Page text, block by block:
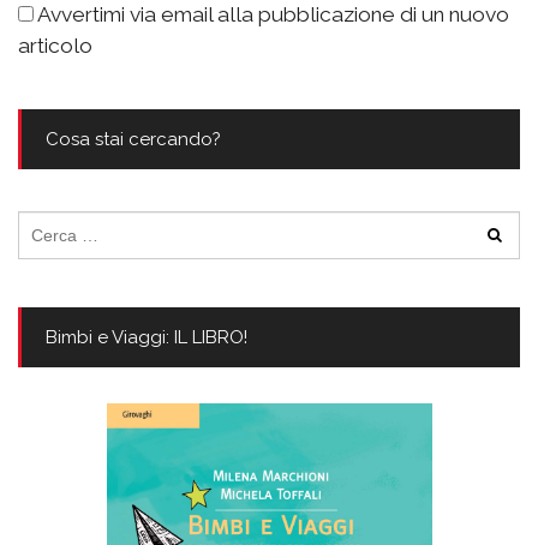
Avvertimi via email alla pubblicazione di un nuovo
articolo
Cosa stai cercando?
per:
Bimbi e Viaggi: IL LIBRO!